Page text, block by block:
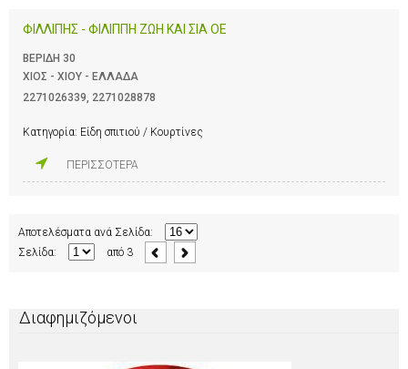
ΦΙΛΛΙΠΗΣ - ΦΙΛΙΠΠΗ ΖΩΗ ΚΑΙ ΣΙΑ ΟΕ
ΒΕΡΙΔΗ 30
ΧΙΟΣ - ΧΙΟΥ - ΕΛΛΑΔΑ
2271026339 2271028878
Κατηγορία: Είδη σπιτιού / Κουρτίνες
ΠΕΡΙΣΣΟΤΕΡΑ
Αποτελέσματα ανά Σελίδα:
Σελίδα:
από 3
Διαφημιζόμενοι